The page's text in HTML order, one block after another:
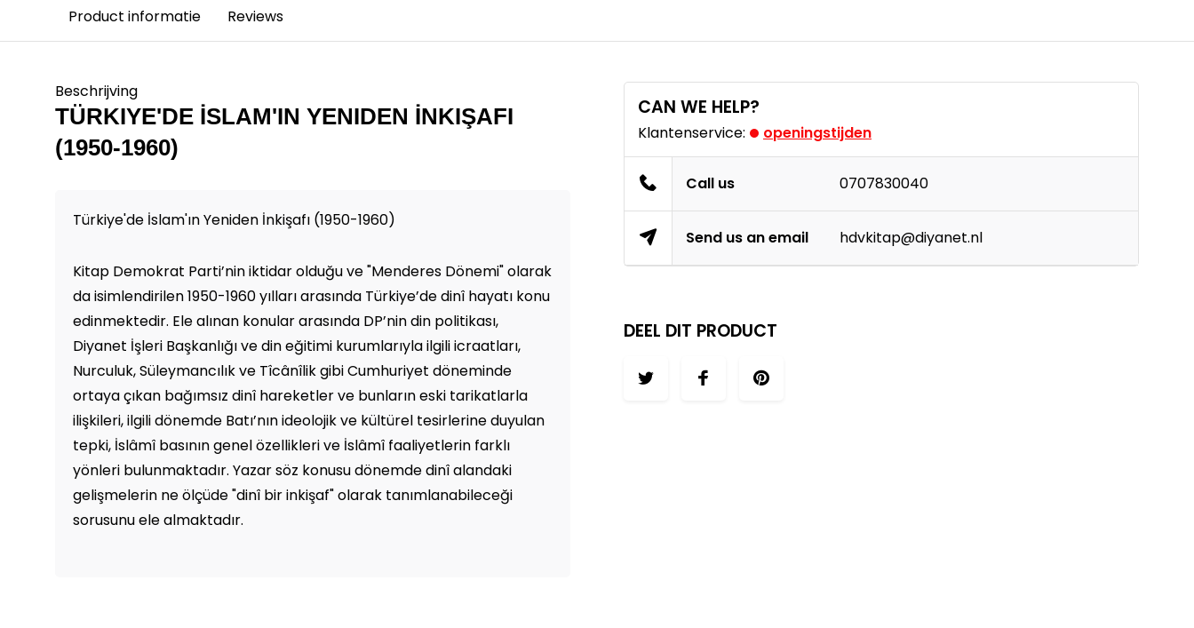
Product informatie Reviews
Beschrijving
TÜRKIYE'DE İSLAM'IN YENIDEN İNKIŞAFI
(1950-1960)
Türkiye'de İslam'ın Yeniden İnkişafı (1950-1960)
Kitap Demokrat Parti’nin iktidar olduğu ve "Menderes Dönemi" olarak
da isimlendirilen 1950-1960 yılları arasında Türkiye’de dinî hayatı konu
edinmektedir. Ele alınan konular arasında DP’nin din politikası,
Diyanet İşleri Başkanlığı ve din eğitimi kurumlarıyla ilgili icraatları,
Nurculuk, Süleymancılık ve Tîcânîlik gibi Cumhuriyet döneminde
ortaya çıkan bağımsız dinî hareketler ve bunların eski tarikatlarla
ilişkileri, ilgili dönemde Batı’nın ideolojik ve kültürel tesirlerine duyulan
tepki, İslâmî basının genel özellikleri ve İslâmî faaliyetlerin farklı
yönleri bulunmaktadır. Yazar söz konusu dönemde dinî alandaki
gelişmelerin ne ölçüde "dinî bir inkişaf" olarak tanımlanabileceği
sorusunu ele almaktadır.
CAN WE HELP?
Klantenservice: openingstijden
Call us 0707830040
Send us an email hdvkitap@diyanet.nl
DEEL DIT PRODUCT